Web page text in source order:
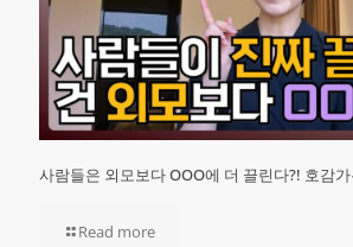
사람들은 외모보다 OOO에 더 끌린다?! 호감
Read more